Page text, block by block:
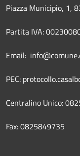
Piazza Municipio, 1,
Partita IVA:
Email:
PEC:
Centralino Unico:
Fax: 0825849735